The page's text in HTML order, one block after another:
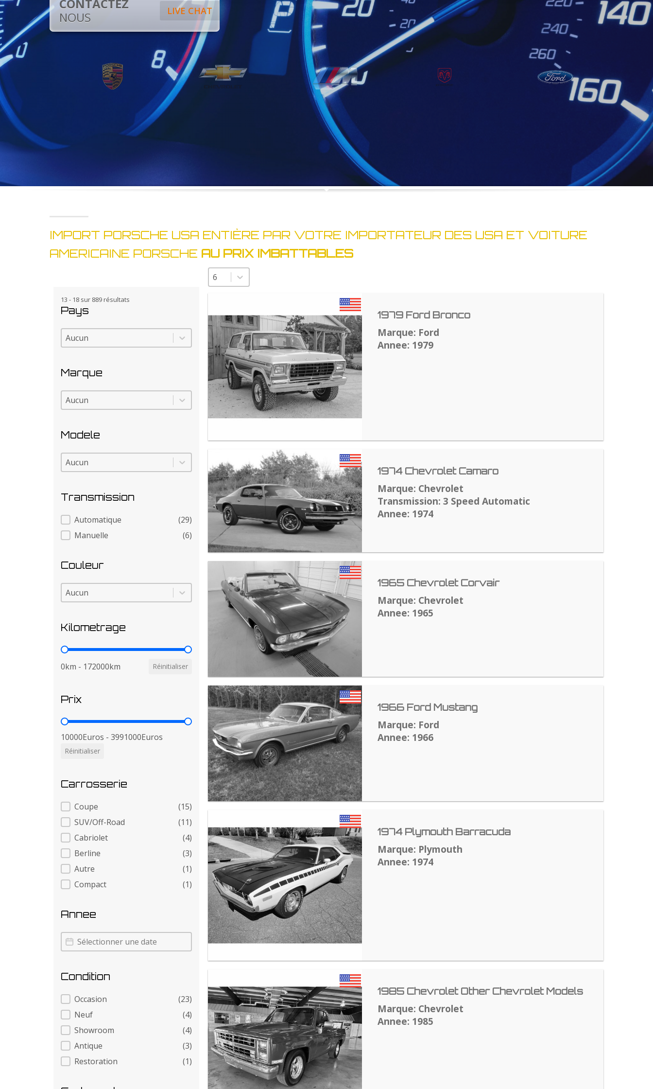
LIVE CHAT
CONTACTEZ
NOUS
IMPORT PORSCHE USA ENTIÈRE PAR VOTRE IMPORTATEUR DES USA ET VOITURE
AMERICAINE PORSCHE AU PRIX IMBATTABLES
13 - 18 sur 889 résultats
Pays
Pays
Pays
Marque
Marque
Marque
Modele
Modele
Modele
Transmission
Transmission
Automatique
(29)
Manuelle
(6)
Couleur
Couleur
Couleur
Kilometrage
Kilometrage
0km - 172000km Réinitialiser
Prix
Prix
10000Euros - 3991000Euros
Réinitialiser
Carrosserie
Carrosserie
Coupe
(15)
SUV/Off-Road
(11)
Cabriolet
(4)
Berline
(3)
Autre
(1)
Compact
(1)
Annee
Annee
Annee
Condition
Condition
Occasion
(23)
Neuf
(4)
Showroom
(4)
Antique
(3)
Restoration
(1)
Sélectionnez un nombre par page
1979 Ford Bronco
Marque: Ford
Annee: 1979
1974 Chevrolet Camaro
Marque: Chevrolet
Transmission: 3 Speed Automatic
Annee: 1974
1965 Chevrolet Corvair
Marque: Chevrolet
Annee: 1965
1966 Ford Mustang
Marque: Ford
Annee: 1966
1974 Plymouth Barracuda
Marque: Plymouth
Annee: 1974
1985 Chevrolet Other Chevrolet Models
Marque: Chevrolet
Annee: 1985